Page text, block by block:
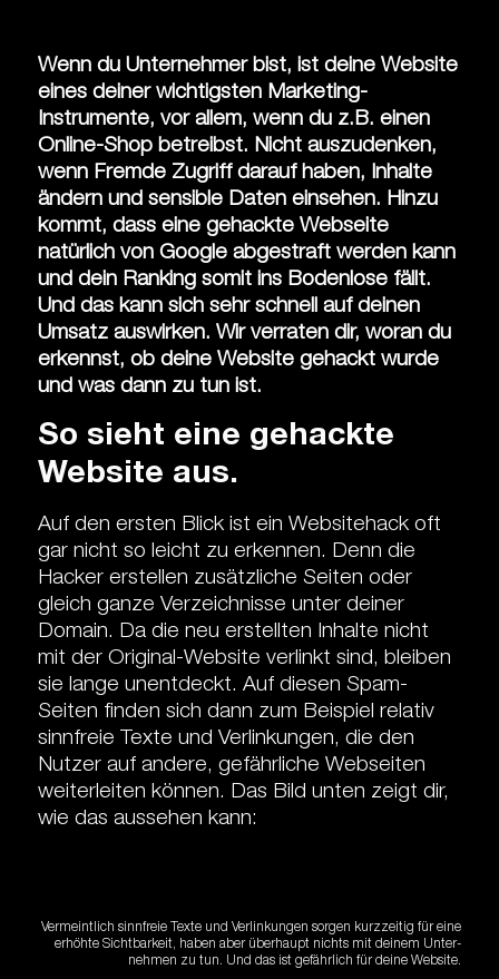
Wenn du Unternehmer bist, ist deine Website
eines deiner wichtigsten Marketing-
Instrumente, vor allem, wenn du z.B. einen
Online-Shop betreibst. Nicht auszu­denken,
wenn Fremde Zugriff darauf haben, Inhalte
ändern und sensible Daten ein­sehen. Hinzu
kommt, dass eine gehackte Webseite
natürlich von Google abgestraft werden kann
und dein Ranking somit ins Bodenlose fällt.
Und das kann sich sehr schnell auf deinen
Umsatz auswirken. Wir verraten dir, woran du
erkennst, ob deine Website gehackt wurde
und was dann zu tun ist.
So sieht eine gehackte
Website aus.
Auf den ersten Blick ist ein Website­hack oft
gar nicht so leicht zu erkennen. Denn die
Hacker erstellen zusätzliche Seiten oder
gleich ganze Verzeichnisse unter deiner
Domain. Da die neu erstellten Inhalte nicht
mit der Original-Website verlinkt sind, bleiben
sie lange unentdeckt. Auf diesen Spam-
Seiten finden sich dann zum Beispiel relativ
sinn­freie Texte und Verlinkungen, die den
Nutzer auf andere, gefährliche Webseiten
weiter­leiten können. Das Bild unten zeigt dir,
wie das aussehen kann:
Vermeintlich sinnfreie Texte und Verlinkungen sorgen kurz­zeitig für eine
erhöhte Sicht­barkeit, haben aber überhaupt nichts mit deinem Unter­
nehmen zu tun. Und das ist gefährlich für deine Website.